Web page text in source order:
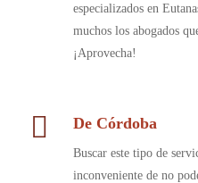
especializados en
muchos los abogados
¡Aprovecha!
De Córdoba
Buscar este tipo de
inconveniente de no